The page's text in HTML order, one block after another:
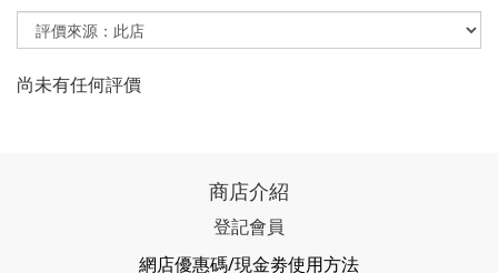
尚未有任何評價
商店介紹
登記會員
網店優惠碼/現金劵使用方法